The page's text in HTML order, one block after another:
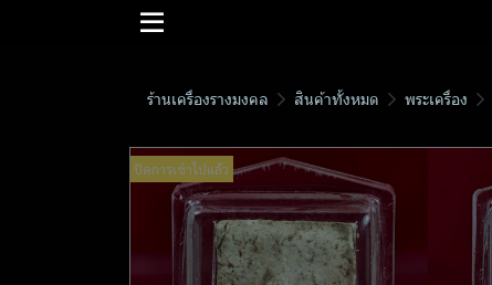
ร้านเครื่องรางมงคล สินค้าทั้งหมด พระเครื่อง
ปิดการเช่าไปแล้ว